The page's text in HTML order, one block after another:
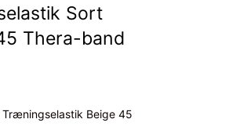
Sort
Thera-band